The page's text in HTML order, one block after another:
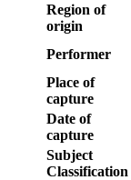
Region of
origin
Performer
Place of
capture
Date of
capture
Subject
Classification